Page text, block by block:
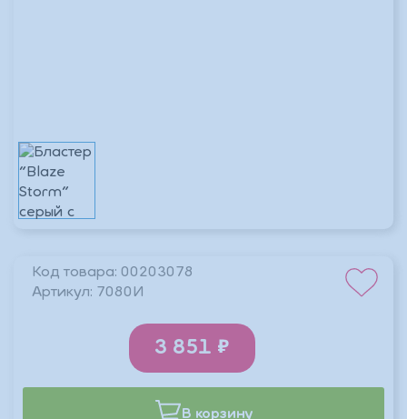
Код товара: 00203078
Артикул: 7080И
3 851
В корзину